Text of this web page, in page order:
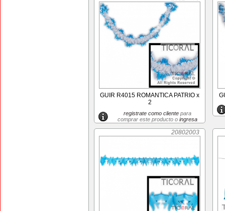
GUIR R4015 ROMANTICA PATRIO x
2
registrate como clientepara
comprar este producto o ingresa
20802003